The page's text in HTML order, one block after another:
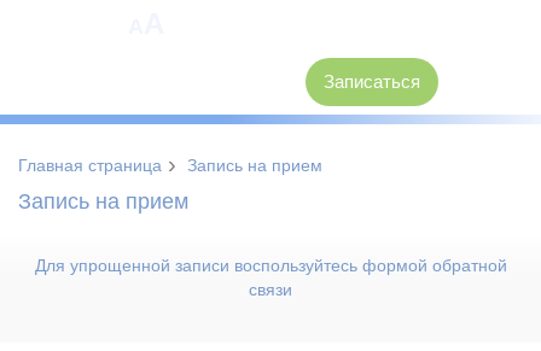
Записаться
Главная страница › Запись на прием
Запись на прием
Для упрощенной записи воспользуйтесь формой обратной
связи